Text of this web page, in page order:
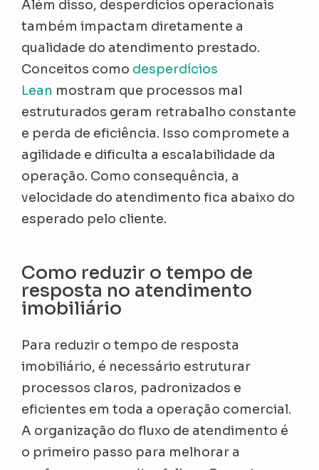
Além disso, desperdícios operacionais
também impactam diretamente a
qualidade do atendimento prestado.
Conceitos como desperdícios
Lean mostram que processos mal
estruturados geram retrabalho constante
e perda de eficiência. Isso compromete a
agilidade e dificulta a escalabilidade da
operação. Como consequência, a
velocidade do atendimento fica abaixo do
esperado pelo cliente.
Como reduzir o tempo de
resposta no atendimento
imobiliário
Para reduzir o tempo de resposta
imobiliário, é necessário estruturar
processos claros, padronizados e
eficientes em toda a operação comercial.
A organização do fluxo de atendimento é
o primeiro passo para melhorar a